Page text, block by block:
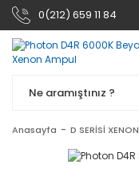
0(212) 659 11 84
Anasayfa D SERİSİ XENON